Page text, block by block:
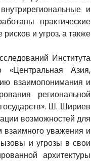
и
практические
и угроз, а также
Института
Азия,
взаимопонимания и
региональной
Ш. Шириев
возможностей для
взаимного уважения и
и угрозы в свои
архитектуры